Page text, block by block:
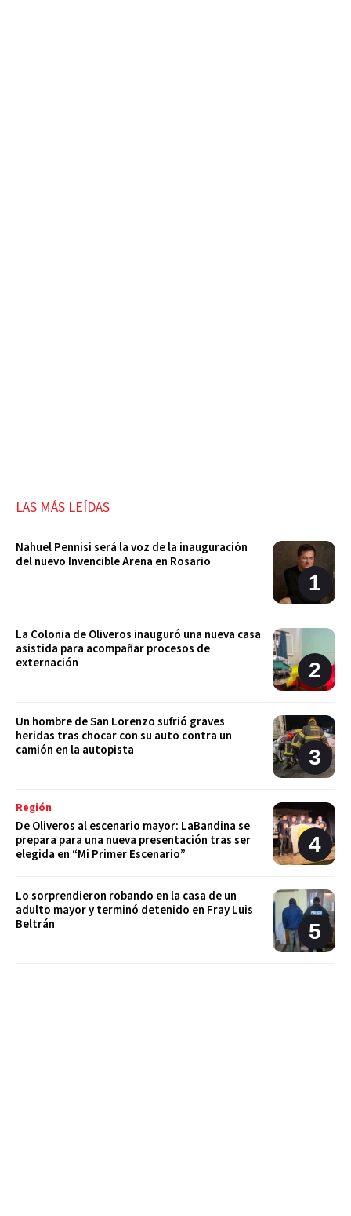
LAS MÁS LEÍDAS
Nahuel Pennisi será la voz de la inauguración
del nuevo Invencible Arena en Rosario
La Colonia de Oliveros inauguró una nueva casa
asistida para acompañar procesos de
externación
Un hombre de San Lorenzo sufrió graves
heridas tras chocar con su auto contra un
camión en la autopista
Región
De Oliveros al escenario mayor: LaBandina se
prepara para una nueva presentación tras ser
elegida en “Mi Primer Escenario”
Lo sorprendieron robando en la casa de un
adulto mayor y terminó detenido en Fray Luis
Beltrán